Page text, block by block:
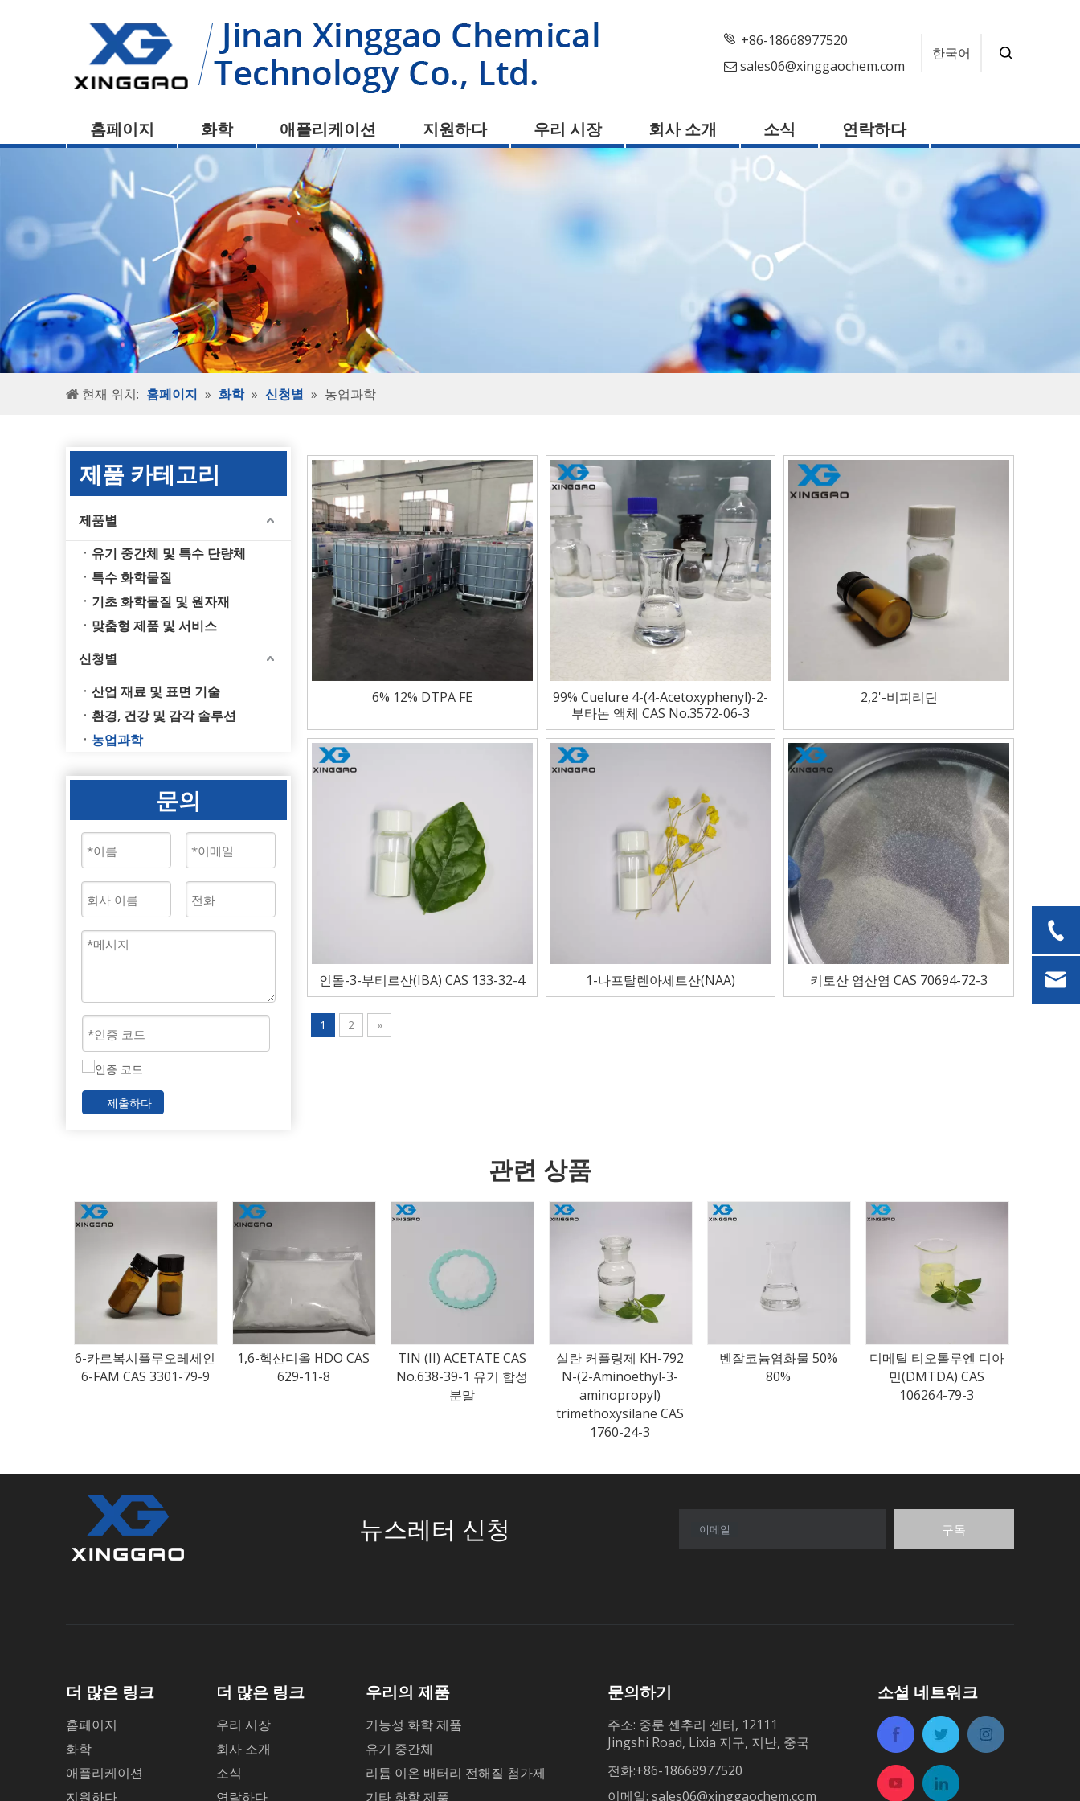
+86-18668977520
 sales06@xinggaochem.com
한국어
홈페이지 화학 애플리케이션 지원하다 우리 시장 회사 소개 소식 연락하다
현재 위치: 홈페이지 » 화학 » 신청별 » 농업과학
제품 카테고리
제품별
유기 중간체 및 특수 단량체
특수 화학물질
기초 화학물질 및 원자재
맞춤형 제품 및 서비스
신청별
산업 재료 및 표면 기술
환경, 건강 및 감각 솔루션
농업과학
문의
제출하다
6% 12% DTPA FE
99% Cuelure 4-(4-Acetoxyphenyl)-2-
부타논 액체 CAS No.3572-06-3
2,2'-비피리딘
인돌-3-부티르산(IBA) CAS 133-32-4 1-나프탈렌아세트산(NAA) 키토산 염산염 CAS 70694-72-3
1 2 »
관련 상품
1,6-헥산디올 HDO CAS
629-11-8
TIN (II) ACETATE CAS
No.638-39-1 유기 합성
실란 커플링제 KH-792
N-(2-Aminoethyl-3-
aminopropyl)
벤잘코늄염화물 50%
80%
디메틸 티오톨루엔 디아
민(DMTDA) CAS
트리플루오로메탄술폰산
무수물 CAS 358-23-6
뉴스레터 신청 이메일 구독
더 많은 링크
홈페이지
화학
애플리케이션
지원하다
더 많은 링크
우리 시장
회사 소개
소식
연락하다
우리의 제품
기능성 화학 제품
유기 중간체
리튬 이온 배터리 전해질 첨가제
기타 화학 제품
문의하기
주소: 중룬 센추리 센터, 12111
Jingshi Road, Lixia 지구, 지난, 중국
전화:+86-18668977520
이메일: sales06@xinggaochem.com
소셜 네트워크